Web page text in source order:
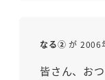
なる② が 2006
皆さん、お